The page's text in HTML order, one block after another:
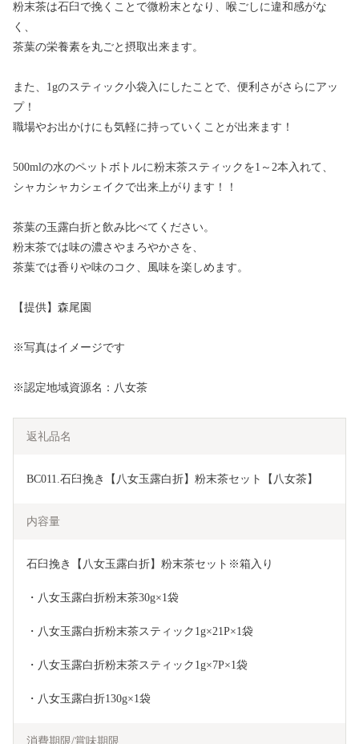
粉末茶は石臼で挽くことで微粉末となり、喉ごしに違和感がな
く、
茶葉の栄養素を丸ごと摂取出来ます。
また、1gのスティック小袋入にしたことで、便利さがさらにアッ
プ！
職場やお出かけにも気軽に持っていくことが出来ます！
500mlの水のペットボトルに粉末茶スティックを1～2本入れて、
シャカシャカシェイクで出来上がります！！
茶葉の玉露白折と飲み比べてください。
粉末茶では味の濃さやまろやかさを、
茶葉では香りや味のコク、風味を楽しめます。
【提供】森尾園
※写真はイメージです
※認定地域資源名：八女茶
返礼品名
BC011.石臼挽き【八女玉露白折】粉末茶セット【八女茶】
内容量
石臼挽き【八女玉露白折】粉末茶セット※箱入り
・八女玉露白折粉末茶30g×1袋
・八女玉露白折粉末茶スティック1g×21P×1袋
・八女玉露白折粉末茶スティック1g×7P×1袋
・八女玉露白折130g×1袋
消費期限/賞味期限